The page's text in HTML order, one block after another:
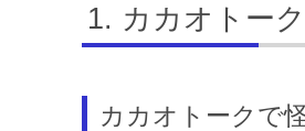
カカオトー
カカオトークで